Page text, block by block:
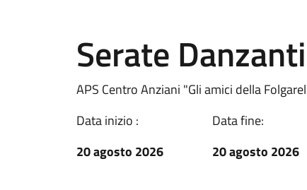
Serate
APS Centro Anziani "Gli amici della
Data inizio :
20 agosto 2026
Data fine:
20 agosto 2026